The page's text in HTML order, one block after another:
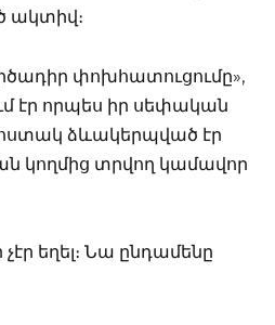
ակտիվ։
փոխհատուցումը»,
էր որպես իր սեփական
ձևակերպված էր
կողմից տրվող կամավոր
եղել։ Նա ընդամենը